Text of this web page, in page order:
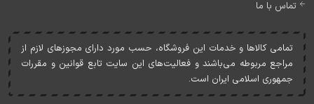
تماس با ما
تمامی کالاها و خدمات اين فروشگاه، حسب مورد دارای مجوزهای لازم از
مراجع مربوطه می‌باشند و فعاليت‌های اين سايت تابع قوانين و مقررات
جمهوری اسلامی ايران است.